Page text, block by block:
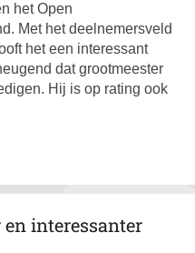
het Open
Met het deelnemersveld
het een interessant
dat grootmeester
Hij is op rating ook
interessanter